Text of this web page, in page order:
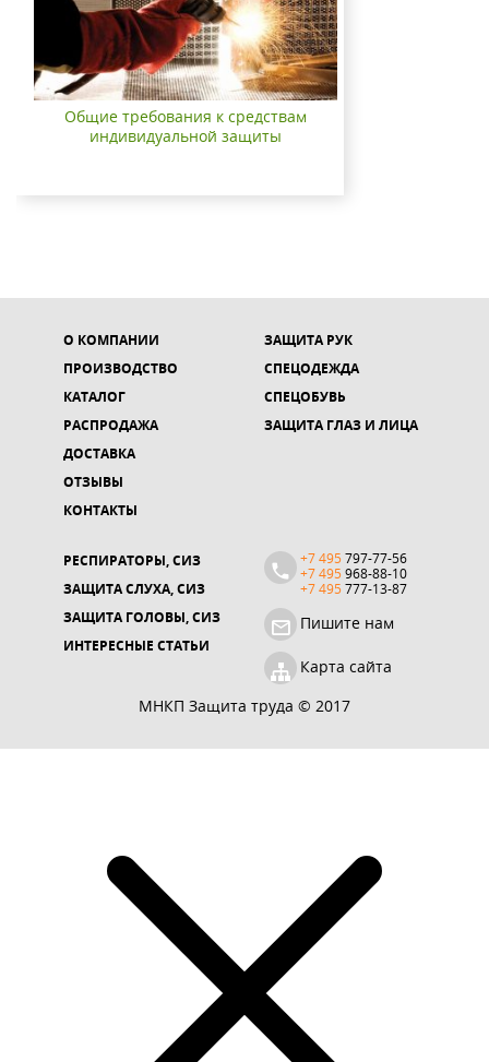
Общие требования к средствам
индивидуальной защиты
О КОМПАНИИ
ПРОИЗВОДСТВО
КАТАЛОГ
РАСПРОДАЖА
ДОСТАВКА
ОТЗЫВЫ
КОНТАКТЫ
ЗАЩИТА РУК
СПЕЦОДЕЖДА
СПЕЦОБУВЬ
ЗАЩИТА ГЛАЗ И ЛИЦА
РЕСПИРАТОРЫ, СИЗ
ЗАЩИТА СЛУХА, СИЗ
ЗАЩИТА ГОЛОВЫ, СИЗ
ИНТЕРЕСНЫЕ СТАТЬИ
+7 495 797-77-56
+7 495 968-88-10
+7 495 777-13-87
Пишите нам
Карта сайта
МНКП Защита труда © 2017